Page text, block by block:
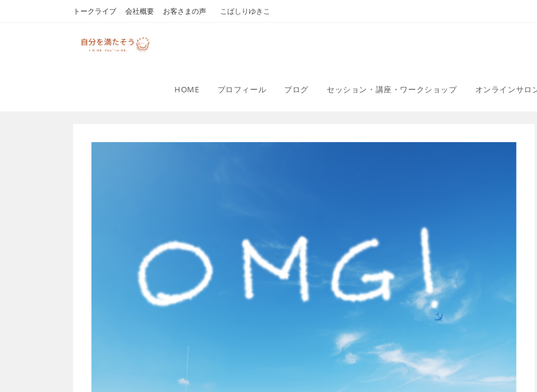
トークライブ 会社概要 お客さまの声 こばしりゆきこ
HOME プロフィール ブログ セッション・講座・ワークショップ オンラインサロ